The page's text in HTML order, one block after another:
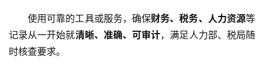
付
方
案
登录 注册
使用可靠的工具或服务，确保财务、税务、人力资源等
记录从一开始就清晰、准确、可审计，满足人力部、税局随
时核查要求。